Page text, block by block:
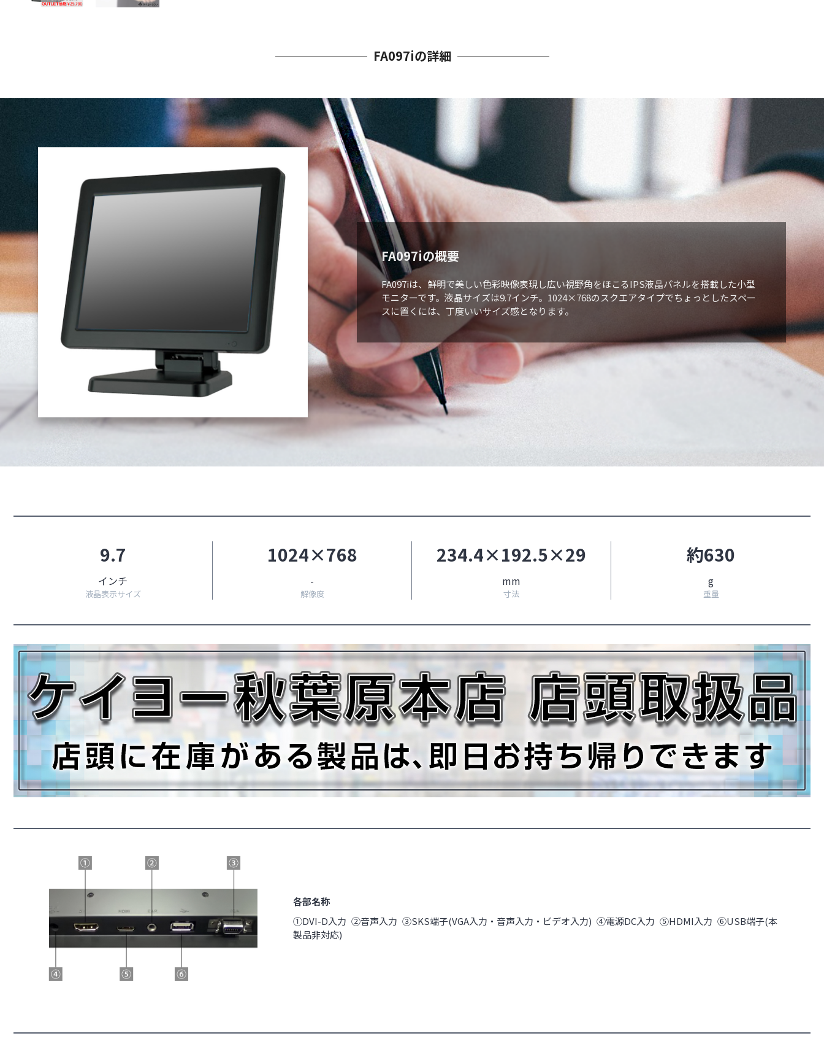
FA097iの詳細
FA097iの概要
FA097iは、鮮明で美しい色彩映像表現し広い視野角をほこるIPS液晶パネルを搭載した小型
モニターです。液晶サイズは9.7インチ。1024×768のスクエアタイプでちょっとしたスペー
スに置くには、丁度いいサイズ感となります。
9.7
インチ
液晶表示サイズ
1024×768
-
解像度
234.4×192.5×29
mm
寸法
約630
g
重量
各部名称
①DVI-D入力 ②音声入力 ③SKS端子(VGA入力・音声入力・ビデオ入力) ④電源DC入力 ⑤HDMI入力 ⑥USB端子(本
製品非対応)